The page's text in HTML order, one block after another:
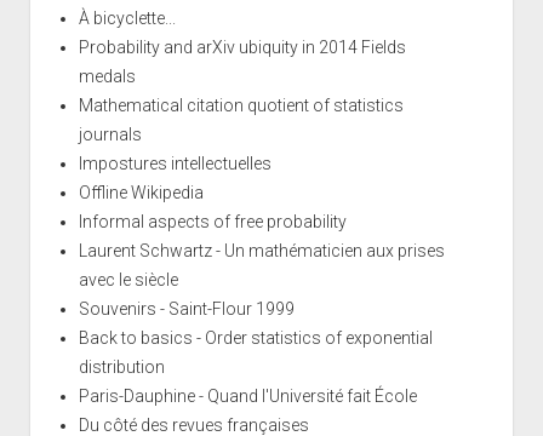
À bicyclette...
Probability and arXiv ubiquity in 2014 Fields
medals
Mathematical citation quotient of statistics
journals
Impostures intellectuelles
Offline Wikipedia
Informal aspects of free probability
Laurent Schwartz - Un mathématicien aux prises
avec le siècle
Souvenirs - Saint-Flour 1999
Back to basics - Order statistics of exponential
distribution
Paris-Dauphine - Quand l'Université fait École
Du côté des revues françaises